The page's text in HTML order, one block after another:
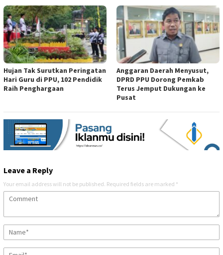
Hujan Tak Surutkan Peringatan
Hari Guru di PPU, 102 Pendidik
Raih Penghargaan
Anggaran Daerah Menyusut,
DPRD PPU Dorong Pemkab
Terus Jemput Dukungan ke
Pusat
Leave a Reply
Your email address will not be published. Required fields are marked *